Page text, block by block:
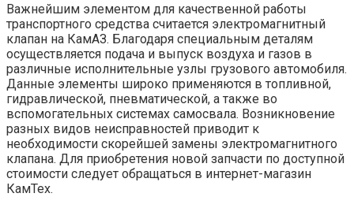
Важнейшим элементом для качественной работы
транспортного средства считается электромагнитный
клапан на КамАЗ. Благодаря специальным деталям
осуществляется подача и выпуск воздуха и газов в
различные исполнительные узлы грузового автомобиля.
Данные элементы широко применяются в топливной,
гидравлической, пневматической, а также во
вспомогательных системах самосвала. Возникновение
разных видов неисправностей приводит к
необходимости скорейшей замены электромагнитного
клапана. Для приобретения новой запчасти по доступной
стоимости следует обращаться в интернет-магазин
КамТех.